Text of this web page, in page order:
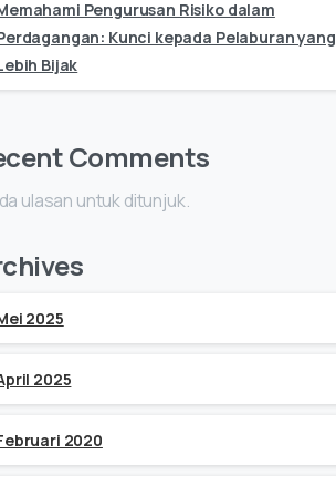
Pengurusan Risiko dalam
Kunci kepada Pelaburan yang
Bijak
Comments
ulasan untuk ditunjuk.
2025
2025
2020